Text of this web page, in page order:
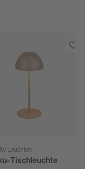
Leuchten
Tischleuchte